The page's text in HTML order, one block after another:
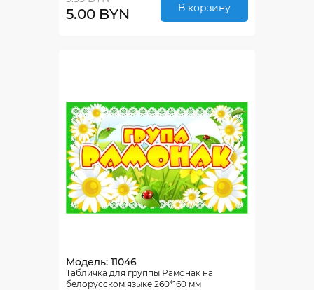
5.00 BYN В корзину
Модель: 11046
Табличка для группы Рамонак на
белорусском языке 260*160 мм